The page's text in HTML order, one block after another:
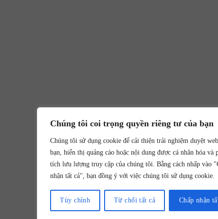
Chúng tôi coi trọng quyền riêng tư của bạn
Chúng tôi sử dụng cookie để cải thiện trải nghiệm duyệt
bạn, hiển thị quảng cáo hoặc nội dung được cá nhân hóa và
tích lưu lượng truy cập của chúng tôi. Bằng cách nhấp vào
nhận tất cả", bạn đồng ý với việc chúng tôi sử dụng cookie.
Tùy chỉnh Từ chối tất cả Chấp nhận